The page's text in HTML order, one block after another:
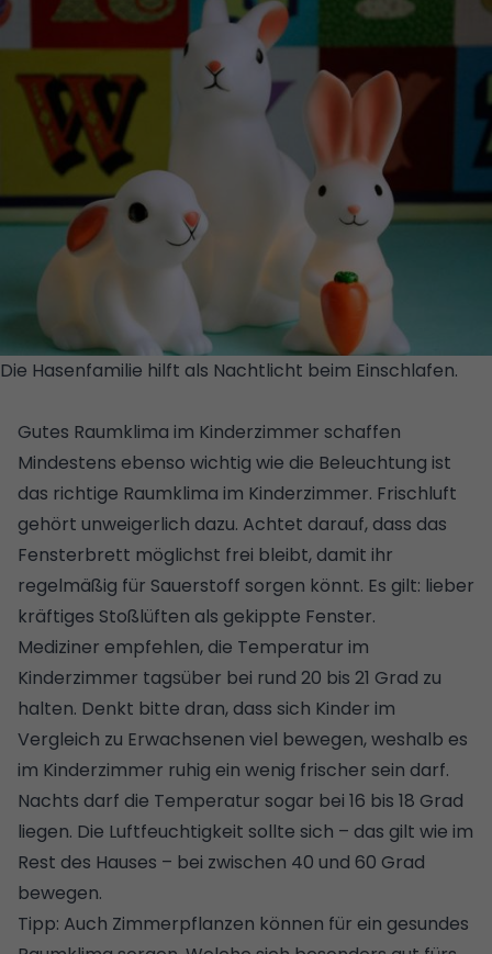
Die Hasenfamilie hilft als Nachtlicht beim Einschlafen.
Gutes Raumklima im Kinderzimmer schaffen
Mindestens ebenso wichtig wie die Beleuchtung ist
das richtige Raumklima im Kinderzimmer. Frischluft
gehört unweigerlich dazu. Achtet darauf, dass das
Fensterbrett möglichst frei bleibt, damit ihr
regelmäßig für Sauerstoff sorgen könnt. Es gilt: lieber
kräftiges Stoßlüften als gekippte Fenster.
Mediziner empfehlen, die Temperatur im
Kinderzimmer tagsüber bei rund 20 bis 21 Grad zu
halten. Denkt bitte dran, dass sich Kinder im
Vergleich zu Erwachsenen viel bewegen, weshalb es
im Kinderzimmer ruhig ein wenig frischer sein darf.
Nachts darf die Temperatur sogar bei 16 bis 18 Grad
liegen. Die Luftfeuchtigkeit sollte sich – das gilt wie im
Rest des Hauses – bei zwischen 40 und 60 Grad
bewegen.
Tipp: Auch Zimmerpflanzen können für ein gesundes